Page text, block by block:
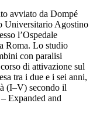
avviato da Dompé
Universitario Agostino
l’Ospedale
Roma. Lo studio
con paralisi
di attivazione sul
tra i due e i sei anni,
(I–V) secondo il
Expanded and